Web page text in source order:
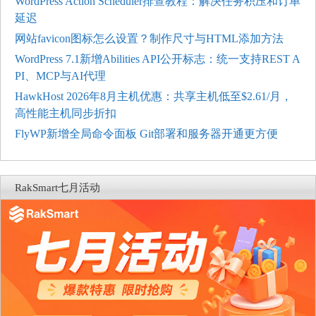
延迟
网站favicon图标怎么设置？制作尺寸与HTML添加方法
WordPress 7.1新增Abilities API公开标志：统一支持REST A
PI、MCP与AI代理
HawkHost 2026年8月主机优惠：共享主机低至$2.61/月，
高性能主机同步折扣
FlyWP新增全局命令面板 Git部署和服务器开通更方便
RakSmart七月活动